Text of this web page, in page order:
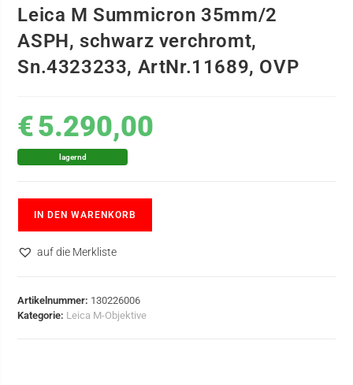
Leica M Summicron 35mm/2
ASPH, schwarz verchromt,
Sn.4323233, ArtNr.11689, OVP
€5.290,00
lagernd
IN DEN WARENKORB
auf die Merkliste
Artikelnummer: 130226006
Kategorie: Leica M-Objektive